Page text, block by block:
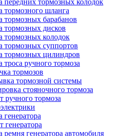
передних тормозных колодок
тормозного шланга
тормозных барабанов
тормозных дисков
тормозных колодок
тормозных суппортов
тормозных цилиндров
троса ручного тормоза
тормозов
тормозной системы
стояночного тормоза
ручного тормоза
генератора
генератора
ремня генератора автомобиля